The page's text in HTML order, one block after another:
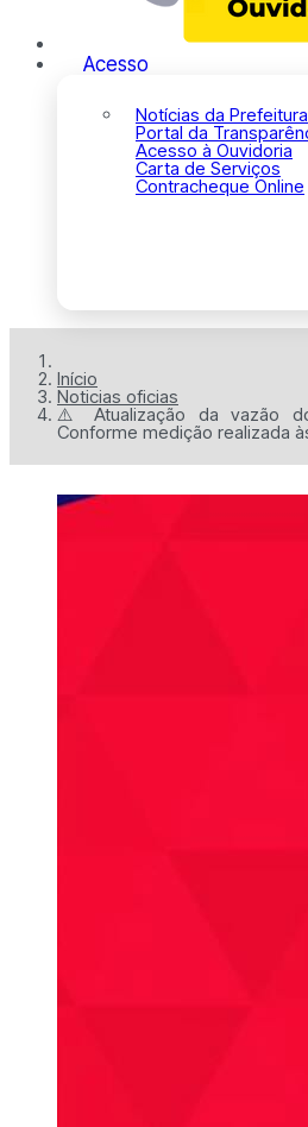
Acesso
Notícias da Prefeitura
Portal da
Acesso à Ouvidoria
Carta de Serviços
Contracheque Online
Início
Noticias oficias
⚠️ Atualização da vazão
Conforme medição realizada